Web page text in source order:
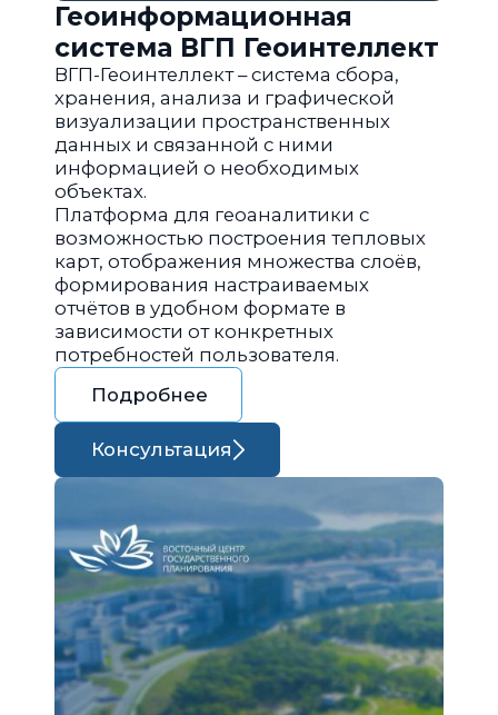
Геоинформационная
система ВГП Геоинтеллект
ВГП-Геоинтеллект – система сбора,
хранения, анализа и графической
визуализации пространственных
данных и связанной с ними
информацией о необходимых
объектах.
Платформа для геоаналитики с
возможностью построения тепловых
карт, отображения множества слоёв,
формирования настраиваемых
отчётов в удобном формате в
зависимости от конкретных
потребностей пользователя.
Подробнее
Консультация